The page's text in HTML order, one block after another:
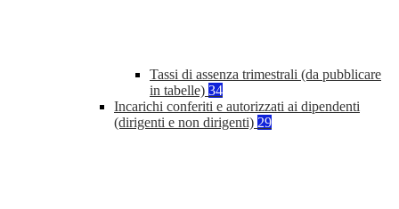
Tassi di assenza trimestrali (da pubblicare
in tabelle) 34
Incarichi conferiti e autorizzati ai dipendenti
(dirigenti e non dirigenti) 29